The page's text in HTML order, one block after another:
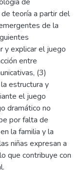
teoría a partir del
de la
y explicar el juego
entre
(3)
estructura y
el juego
dramático no
por falta de
la familia y la
niñas expresan a
que contribuye con